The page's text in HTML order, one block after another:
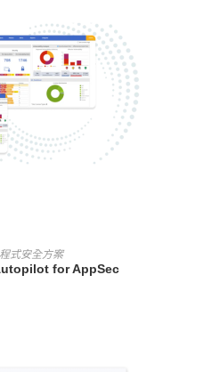
看內容
式安全方案
for AppSec